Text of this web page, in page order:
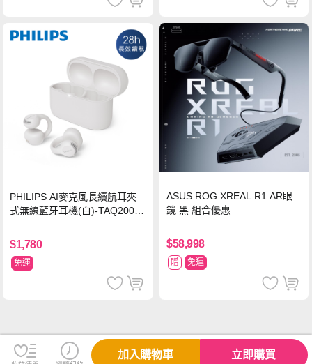
PHILIPS AI麥克風長續航耳夾
式無線藍牙耳機(白)-TAQ2000
$1,780
免運
ASUS ROG XREAL R1 AR眼
鏡 黑 組合優惠
$58,998
贈 免運
加入購物車 立即購買